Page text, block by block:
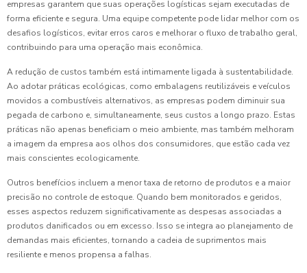
empresas garantem que suas operações logísticas sejam executadas de
forma eficiente e segura. Uma equipe competente pode lidar melhor com os
desafios logísticos, evitar erros caros e melhorar o fluxo de trabalho geral,
contribuindo para uma operação mais econômica.
A redução de custos também está intimamente ligada à sustentabilidade.
Ao adotar práticas ecológicas, como embalagens reutilizáveis e veículos
movidos a combustíveis alternativos, as empresas podem diminuir sua
pegada de carbono e, simultaneamente, seus custos a longo prazo. Estas
práticas não apenas beneficiam o meio ambiente, mas também melhoram
a imagem da empresa aos olhos dos consumidores, que estão cada vez
mais conscientes ecologicamente.
Outros benefícios incluem a menor taxa de retorno de produtos e a maior
precisão no controle de estoque. Quando bem monitorados e geridos,
esses aspectos reduzem significativamente as despesas associadas a
produtos danificados ou em excesso. Isso se integra ao planejamento de
demandas mais eficientes, tornando a cadeia de suprimentos mais
resiliente e menos propensa a falhas.